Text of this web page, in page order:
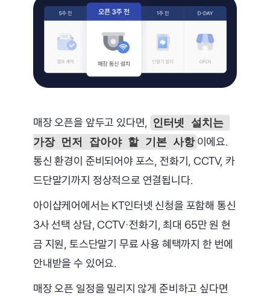
매장 오픈을 앞두고 있다면, 인터넷 설치는
가장 먼저 잡아야 할 기본 사항 이에요.
통신 환경이 준비되어야 포스, 전화기, CCTV, 카
드단말기까지 정상적으로 연결됩니다.
아이샵케어에서는 KT인터넷 신청을 포함해 통신
3사 선택 상담, CCTV·전화기, 최대 65만 원 현
금 지원, 토스단말기 무료 사용 혜택까지 한 번에
안내받을 수 있어요.
매장 오픈 일정을 밀리지 않게 준비하고 싶다면